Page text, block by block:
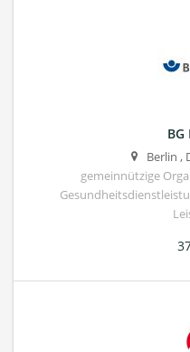
Berlin ,
gemeinnützige